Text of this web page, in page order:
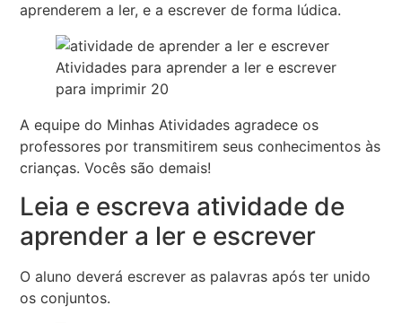
aprenderem a ler, e a escrever de forma lúdica.
Atividades para aprender a ler e escrever
para imprimir 20
A equipe do Minhas Atividades agradece os
professores por transmitirem seus conhecimentos às
crianças. Vocês são demais!
Leia e escreva atividade de
aprender a ler e escrever
O aluno deverá escrever as palavras após ter unido
os conjuntos.